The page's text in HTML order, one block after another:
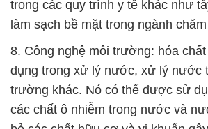
trong các quy trình y tế khác như
làm sạch bề mặt trong ngành
8. Công nghệ môi trường: hóa
dụng trong xử lý nước, xử lý nước
trường khác. Nó có thể được sử
các chất ô nhiễm trong nước và